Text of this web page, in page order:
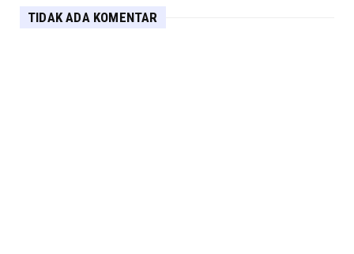
TIDAK ADA KOMENTAR